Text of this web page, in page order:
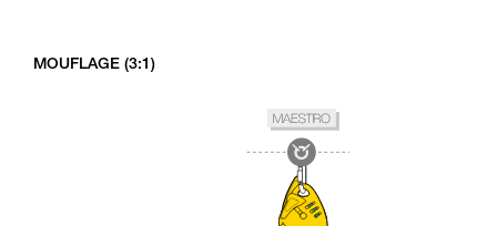
MOUFLAGE (3:1)